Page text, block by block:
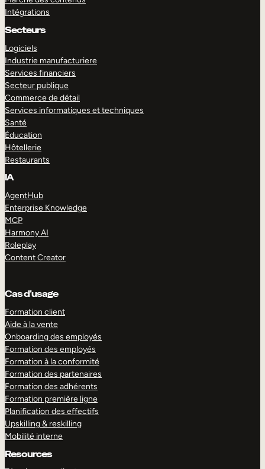
Intégrations
Secteurs
Logiciels
Industrie manufacturiere
Services financiers
Secteur publique
Commerce de détail
Services informatiques et techniques
Santé
Éducation
Hôtellerie
Restaurants
IA
AgentHub
Enterprise Knowledge
MCP
Harmony AI
Roleplay
Content Creator
Cas d’usage
Formation client
Aide à la vente
Onboarding des employés
Formation des employés
Formation à la conformité
Formation des partenaires
Formation des adhérents
Formation première ligne
Planification des effectifs
Upskilling & reskilling
Mobilité interne
Resources